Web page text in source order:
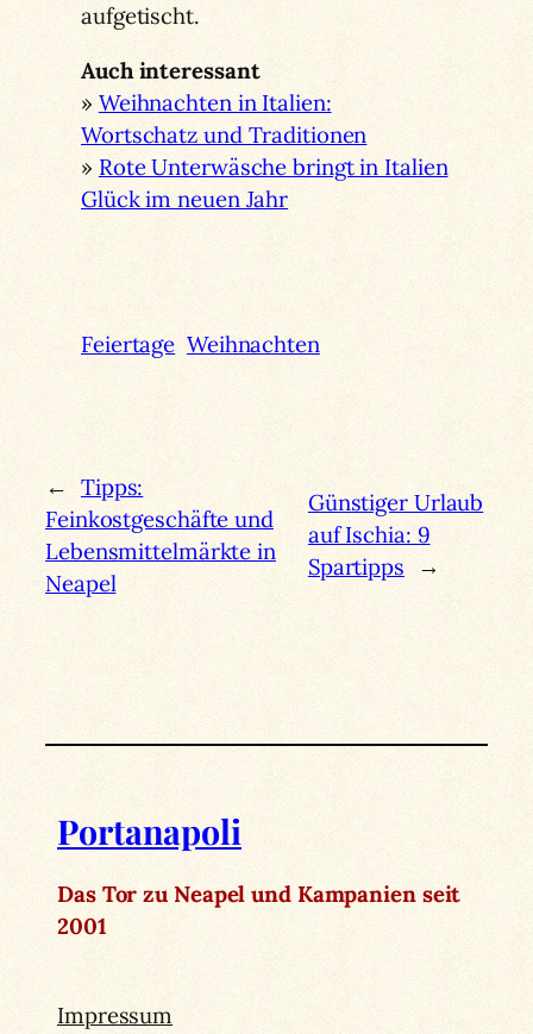
aufgetischt.
Auch interessant
» Weihnachten in Italien:
Wortschatz und Traditionen
» Rote Unterwäsche bringt in Italien
Glück im neuen Jahr
Feiertage Weihnachten
← Tipps:
Feinkostgeschäfte und
Lebensmittelmärkte in
Neapel
Günstiger Urlaub
auf Ischia: 9
Spartipps
→
Portanapoli
Das Tor zu Neapel und Kampanien seit
2001
Impressum